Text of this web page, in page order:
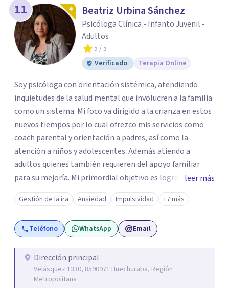
11 Beatriz Urbina Sánchez
Psicóloga Clínica - Infanto Juvenil -
Adultos
5 / 5
Verificado
Terapia Online
Soy psicóloga con orientación sistémica, atendiendo
inquietudes de la salud mental que involucren a la familia
como un sistema. Mi foco va dirigido a la crianza en estos
nuevos tiempos por lo cual ofrezco mis servicios como
coach parental y orientación a padres, así como la
atención a niños y adolescentes. Además atiendo a
adultos quienes también requieren del apoyo familiar
para su mejoría. Mi primordial objetivo es lograr un
vínculo cercano con mis pacientes, para así establecer
confianzas mutuas con la idea de realizar un proceso
terapéutico, que les permita obtener resultados de
bienestar, que a su vez les facilite llegar a ser personas
vez el disfrute de una vida sana, en un auténtico descubrir
de sus habilidades y recursos personales que además les
haga ser capaces de aceptarse a plenitud.
leer más
Gestión de la ira Ansiedad Impulsividad +7 más
Teléfono WhatsApp Email
Dirección principal
Velásquez 1330, 8590971 Huechuraba, Región
Metropolitana